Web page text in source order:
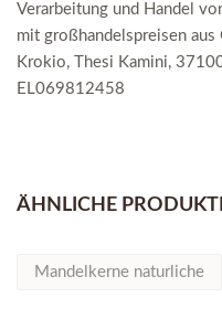
Verarbeitung und Handel
mit großhandelspreisen aus
Krokio, Thesi Kamini,
EL069812458
ÄHNLICHE
Mandelkerne naturliche